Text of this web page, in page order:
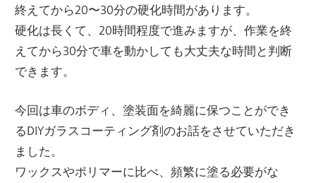
終えてから20〜30分の硬化時間があります。
硬化は長くて、20時間程度で進みますが、作業を終
えてから30分で車を動かしても大丈夫な時間と判断
できます。
今回は車のボディ、塗装面を綺麗に保つことができ
るDIYガラスコーティング剤のお話をさせていただき
ました。
ワックスやポリマーに比べ、頻繁に塗る必要がな